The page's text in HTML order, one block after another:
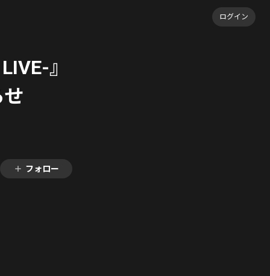
ログイン
』
フォロー